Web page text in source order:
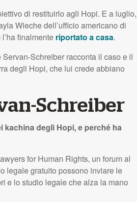
di restituirlo agli Hopi. E a luglio,
Wieche dell’ufficio americano di
finalmente riportato a casa.
Schreiber racconta il caso e il
degli Hopi, che lui crede abbiano
Schreiber
kachina degli Hopi, e perché ha
for Human Rights, un forum al
legale gratuito possono inviare le
e lo studio legale che alza la mano